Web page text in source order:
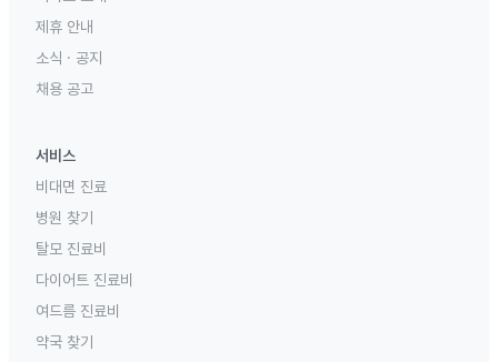
제휴 안내
소식 · 공지
채용 공고
서비스
비대면 진료
병원 찾기
탈모 진료비
다이어트 진료비
여드름 진료비
약국 찾기